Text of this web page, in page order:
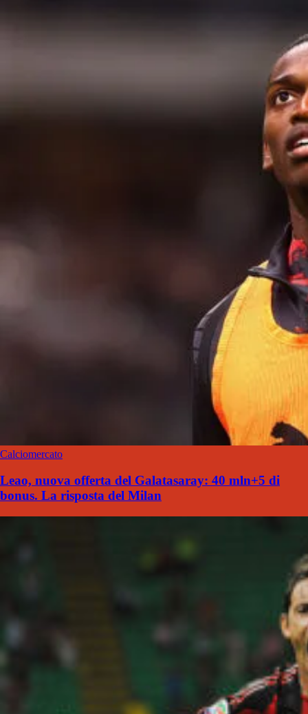
Calciomercato
Leao, nuova offerta del Galatasaray: 40 mln+5 di
bonus. La risposta del Milan